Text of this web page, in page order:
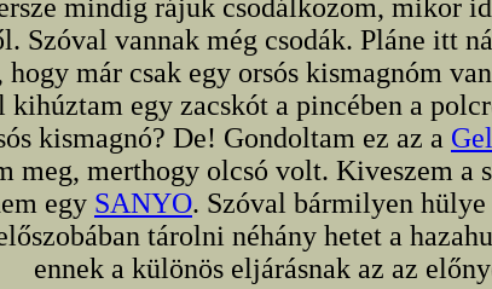
mindig rájuk csodálkozom, mikor
Szóval vannak még csodák. Pláne itt
hogy már csak egy orsós kismagnóm
kihúztam egy zacskót a pincében a
kismagnó? De! Gondoltam ez az a
meg, merthogy olcsó volt. Kiveszem a
egy SANYO. Szóval bármilyen
tárolni néhány hetet a
ennek a különös eljárásnak az az